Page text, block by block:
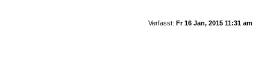
Verfasst: Fr 16 Jan, 2015 11:31 am